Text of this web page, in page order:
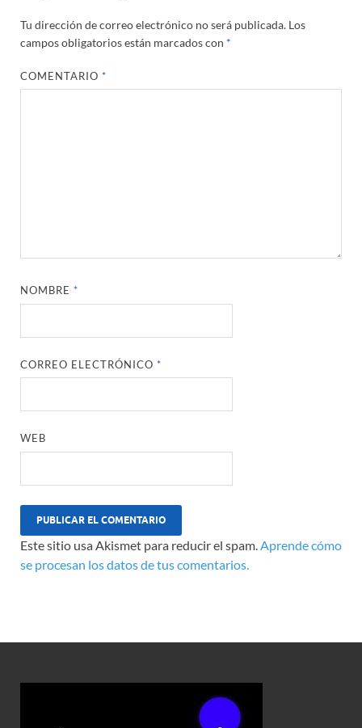
Tu dirección de correo electrónico no será publicada. Los
campos obligatorios están marcados con *
COMENTARIO*
NOMBRE*
CORREO ELECTRÓNICO*
WEB
Este sitio usa Akismet para reducir el spam.Aprende cómo
se procesan los datos de tus comentarios.